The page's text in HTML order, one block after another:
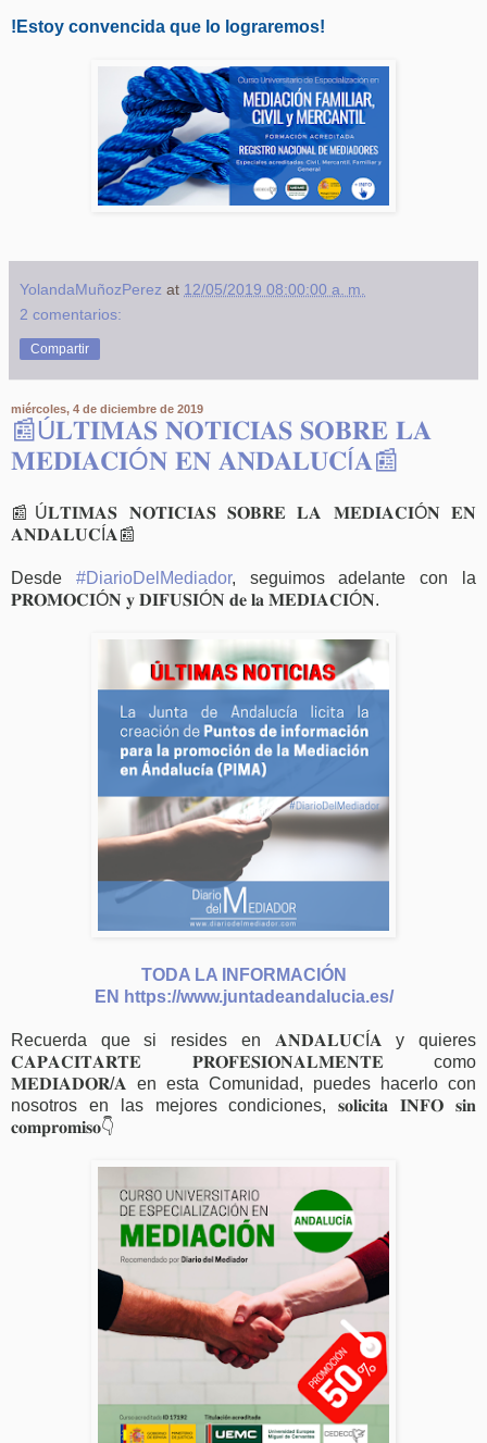
!Estoy convencida que lo lograremos!
YolandaMuñozPerez at 12/05/2019 08:00:00 a. m.
2 comentarios:
Compartir
miércoles, 4 de diciembre de 2019
📰Ú𝐋𝐓𝐈𝐌𝐀𝐒 𝐍𝐎𝐓𝐈𝐂𝐈𝐀𝐒 𝐒𝐎𝐁𝐑𝐄 𝐋𝐀
𝐌𝐄𝐃𝐈𝐀𝐂𝐈Ó𝐍 𝐄𝐍 𝐀𝐍𝐃𝐀𝐋𝐔𝐂Í𝐀📰
📰Ú𝐋𝐓𝐈𝐌𝐀𝐒 𝐍𝐎𝐓𝐈𝐂𝐈𝐀𝐒 𝐒𝐎𝐁𝐑𝐄 𝐋𝐀 𝐌𝐄𝐃𝐈𝐀𝐂𝐈Ó𝐍 𝐄𝐍
𝐀𝐍𝐃𝐀𝐋𝐔𝐂Í𝐀📰
Desde #DiarioDelMediador, seguimos adelante con la
𝐏𝐑𝐎𝐌𝐎𝐂𝐈Ó𝐍 𝐲 𝐃𝐈𝐅𝐔𝐒𝐈Ó𝐍 𝐝𝐞 𝐥𝐚 𝐌𝐄𝐃𝐈𝐀𝐂𝐈Ó𝐍.
TODA LA INFORMACIÓN
EN https://www.juntadeandalucia.es/
Recuerda que si resides en 𝐀𝐍𝐃𝐀𝐋𝐔𝐂Í𝐀 y quieres
𝐂𝐀𝐏𝐀𝐂𝐈𝐓𝐀𝐑𝐓𝐄 𝐏𝐑𝐎𝐅𝐄𝐒𝐈𝐎𝐍𝐀𝐋𝐌𝐄𝐍𝐓𝐄 como
𝐌𝐄𝐃𝐈𝐀𝐃𝐎𝐑/𝐀 en esta Comunidad, puedes hacerlo con
nosotros en las mejores condiciones, 𝐬𝐨𝐥𝐢𝐜𝐢𝐭𝐚 𝐈𝐍𝐅𝐎 𝐬𝐢𝐧
𝐜𝐨𝐦𝐩𝐫𝐨𝐦𝐢𝐬𝐨👇